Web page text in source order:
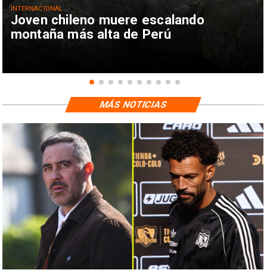
Joven chileno muere escalando
montaña más alta de Perú
INTERNACIONAL
MÁS NOTICIAS